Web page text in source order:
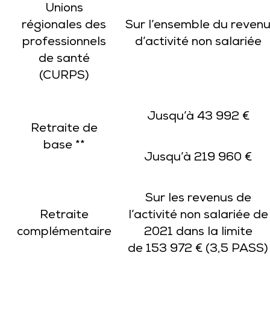
Unions
régionales des
professionnels
de santé
(CURPS)
Sur l’ensemble du revenu
d’activité non salariée
Retraite de
base **
Jusqu’à 43 992 €
Jusqu’à 219 960 €
Retraite
complémentaire
Sur les revenus de
l’activité non salariée de
2021 dans la limite
de 153 972 € (3,5 PASS)